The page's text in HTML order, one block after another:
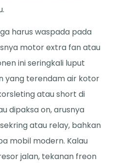
harus waspada pada
motor extra fan atau
ini seringkali luput
yang terendam air kotor
atau short di
dipaksa on, arusnya
atau relay, bahkan
mobil modern. Kalau
jalan, tekanan freon